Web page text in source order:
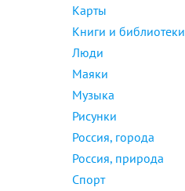
Карты
Книги и библиотеки
Люди
Маяки
Музыка
Рисунки
Россия, города
Россия, природа
Спорт